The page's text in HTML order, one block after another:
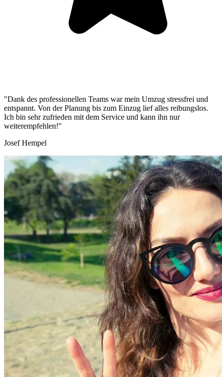
"Dank des professionellen Teams war mein Umzug stressfrei und
entspannt. Von der Planung bis zum Einzug lief alles reibungslos.
Ich bin sehr zufrieden mit dem Service und kann ihn nur
weiterempfehlen!"
Josef Hempel